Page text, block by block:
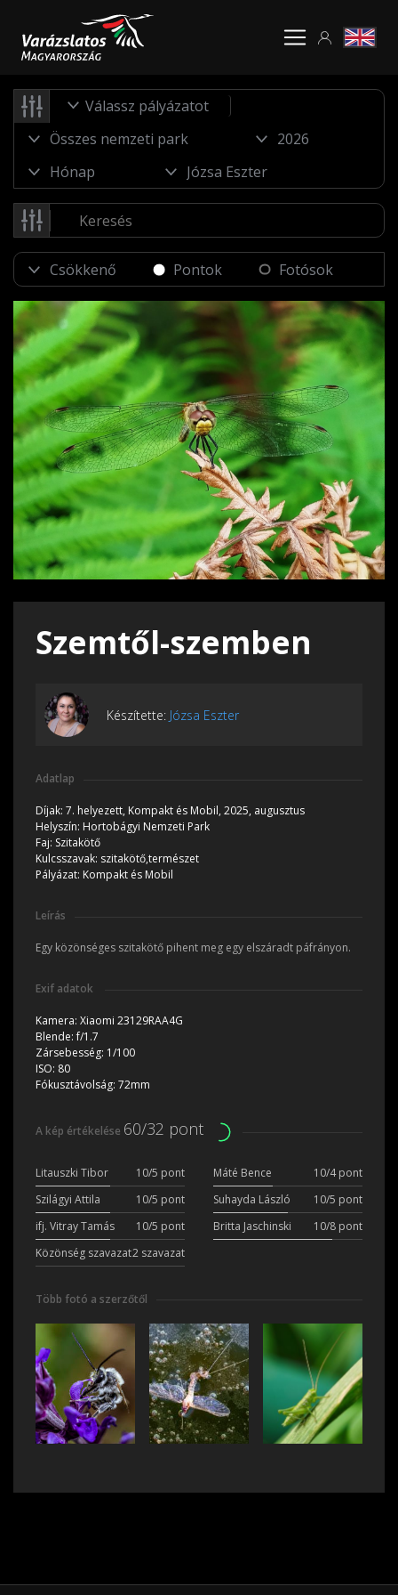
Válassz pályázatot
Pontok Fotósok
Szemtől-szemben
Készítette: Józsa Eszter
Adatlap
Díjak: 7. helyezett, Kompakt és Mobil, 2025, augusztus
Helyszín: Hortobágyi Nemzeti Park
Faj: Szitakötő
Kulcsszavak: szitakötő,természet
Pályázat: Kompakt és Mobil
Leírás
Egy közönséges szitakötő pihent meg egy elszáradt páfrányon.
Exif adatok
Kamera: Xiaomi 23129RAA4G
Blende:f/1.7
Zársebesség: 1/100
ISO: 80
Fókusztávolság: 72mm
A kép értékelése 60/32 pont
Litauszki Tibor 10/5 pont Máté Bence
10/4 pont
Szilágyi Attila
10/5 pont Suhayda László
10/5 pont
ifj. Vitray Tamás
10/5 pont Britta Jaschinski
10/8 pont
Közönség szavazat2 szavazat
Több fotó a szerzőtől